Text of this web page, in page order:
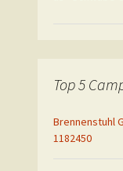
Top 5
Brennenstuhl
1182450